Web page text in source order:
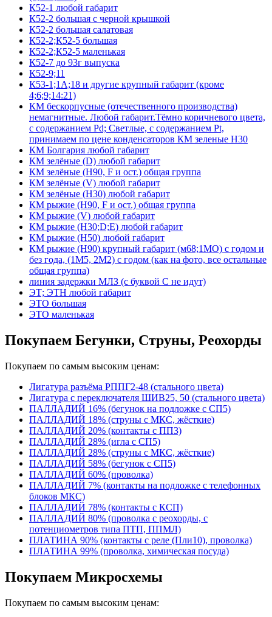
К52-1 любой габарит
К52-2 большая с черной крышкой
К52-2 большая салатовая
К52-2;К52-5 большая
К52-2;К52-5 маленькая
К52-7 до 93г выпуска
К52-9;11
К53-1;1А;18 и другие крупный габарит (кроме
4;6;9;14:21)
КМ бескорпусные (отечественного производства)
немагнитные. Любой габарит.Тёмно коричневого цвета,
с содержанием Pd; Светлые, с содержанием Pt,
принимаем по цене конденсаторов КМ зеленые Н30
КМ Болгария любой габарит
КМ зелёные (D) любой габарит
КМ зелёные (H90, F и ост.) общая группа
КМ зелёные (V) любой габарит
КМ зелёные (Н30) любой габарит
КМ рыжие (H90, F и ост.) общая группа
КМ рыжие (V) любой габарит
КМ рыжие (Н30;D;E) любой габарит
КМ рыжие (Н50) любой габарит
КМ рыжие (Н90) крупный габарит (м68;1МО) с годом и
без года, (1М5, 2М2) с годом (как на фото, все остальные
общая группа)
линия задержки МЛЗ (с буквой С не идут)
ЭТ; ЭТН любой габарит
ЭТО большая
ЭТО маленькая
Покупаем Бегунки, Струны, Реохорды
Покупаем по самым высоким ценам:
Лигатура разъёма РППГ2-48 (стального цвета)
Лигатура с переключателя ШИВ25, 50 (стального цвета)
ПАЛЛАДИЙ 16% (бегунок на подложке с СП5)
ПАЛЛАДИЙ 18% (струны с МКС, жёсткие)
ПАЛЛАДИЙ 20% (контакты с ПП3)
ПАЛЛАДИЙ 28% (игла с СП5)
ПАЛЛАДИЙ 28% (струны с МКС, жёсткие)
ПАЛЛАДИЙ 58% (бегунок с СП5)
ПАЛЛАДИЙ 60% (проволка)
ПАЛЛАДИЙ 7% (контакты на подложке с телефонных
блоков МКС)
ПАЛЛАДИЙ 78% (контакты с КСП)
ПАЛЛАДИЙ 80% (проволка с реохорды, с
потенциометров типа ПТП, ППМЛ)
ПЛАТИНА 90% (контакты с реле (Пли10), проволка)
ПЛАТИНА 99% (проволка, химическая посуда)
Покупаем Микросхемы
Покупаем по самым высоким ценам: